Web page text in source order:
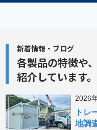
新着情報・ブログ
各製品の特徴や
紹介しています。
2026
トレ
地調